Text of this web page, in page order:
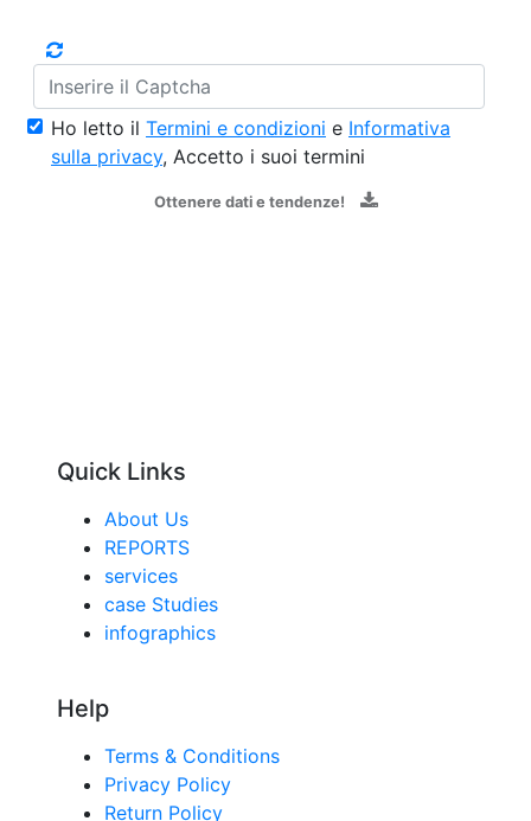
Ho letto il Termini e condizioni e Informativa
sulla privacy, Accetto i suoi termini
Ottenere dati e tendenze!
Quick Links
About Us
REPORTS
services
case Studies
infographics
Help
Terms & Conditions
Privacy Policy
Return Policy